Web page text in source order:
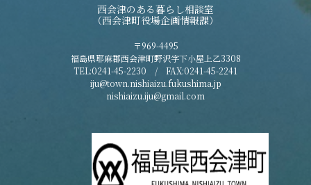
西会津のある暮らし相談室
（西会津町役場企画情報課）
〒969-4495
福島県耶麻郡西会津町野沢字下小屋上乙3308
TEL:0241-45-2230 / FAX:0241-45-2241
iju@town.nishiaizu.fukushima.jp
nishiaizu.iju@gmail.com